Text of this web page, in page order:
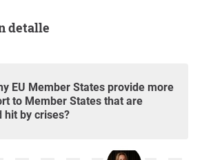
detalle
to Member States that are
hit by crises?